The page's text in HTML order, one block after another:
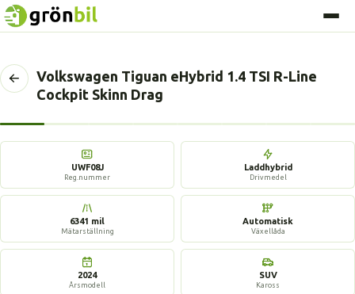
Tillbaka
sida
Volkswagen Tiguan eHybrid 1.4 TSI R-Line
Cockpit Skinn Drag
UWF08J
Reg.nummer
Laddhybrid
Drivmedel
6341 mil
Mätarställning
Automatisk
Växellåda
2024
Årsmodell
SUV
Kaross